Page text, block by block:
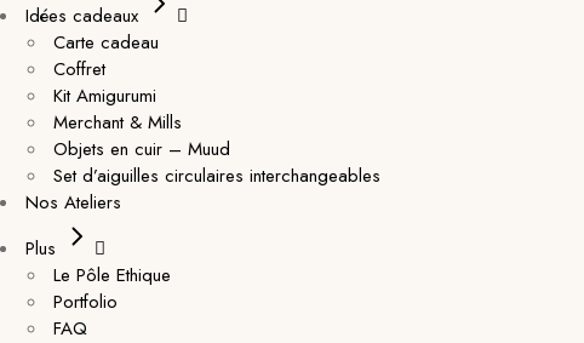
Idées cadeaux
Carte cadeau
Coffret
Kit Amigurumi
Merchant & Mills
Objets en cuir – Muud
Set d’aiguilles circulaires interchangeables
Nos Ateliers
Plus
Le Pôle Ethique
Portfolio
FAQ